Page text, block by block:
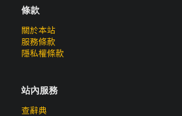
條款
關於本站
服務條款
隱私權條款
站內服務
查辭典